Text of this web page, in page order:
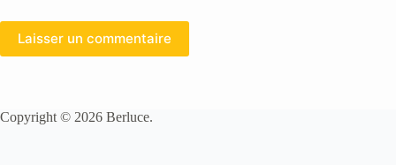
Laisser un commentaire
Copyright © 2026 Berluce.